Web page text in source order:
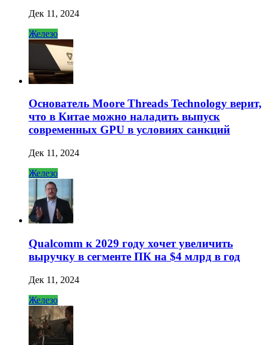
Дек 11, 2024
Железо
Основатель Moore Threads Technology верит,
что в Китае можно наладить выпуск
современных GPU в условиях санкций
Дек 11, 2024
Железо
Qualcomm к 2029 году хочет увеличить
выручку в сегменте ПК на $4 млрд в год
Дек 11, 2024
Железо